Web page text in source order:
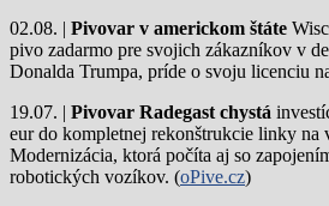
02.08. | Pivovar v americkom štáte
pivo zadarmo pre svojich zákazníkov v
Donalda Trumpa, príde o svoju licenciu
19.07. | Pivovar Radegast chystá
eur do kompletnej rekonštrukcie linky na
Modernizácia, ktorá počíta aj so
robotických vozíkov. (oPive.cz)